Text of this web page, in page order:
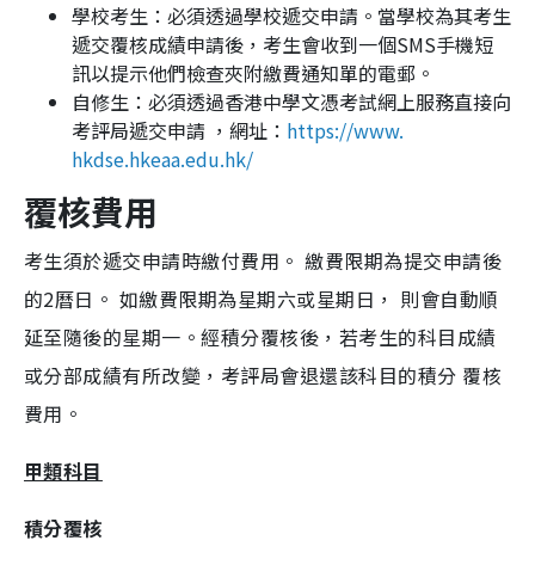
學校考生：必須透過學校遞交申請。當學校為其考生
遞交覆核成績申請後，考生會收到一個SMS手機短
訊以提示他們檢查夾附繳費通知單的電郵。
自修生：必須透過香港中學文憑考試網上服務直接向
考評局遞交申請 ，網址： https://www.
hkdse.hkeaa.edu.hk/
覆核費用
考生須於遞交申請時繳付費用。 繳費限期為提交申請後
的2曆日。 如繳費限期為星期六或星期日， 則會自動順
延至隨後的星期一。經積分覆核後，若考生的科目成績
或分部成績有所改變，考評局會退還該科目的積分 覆核
費用。
甲類科目
積分覆核